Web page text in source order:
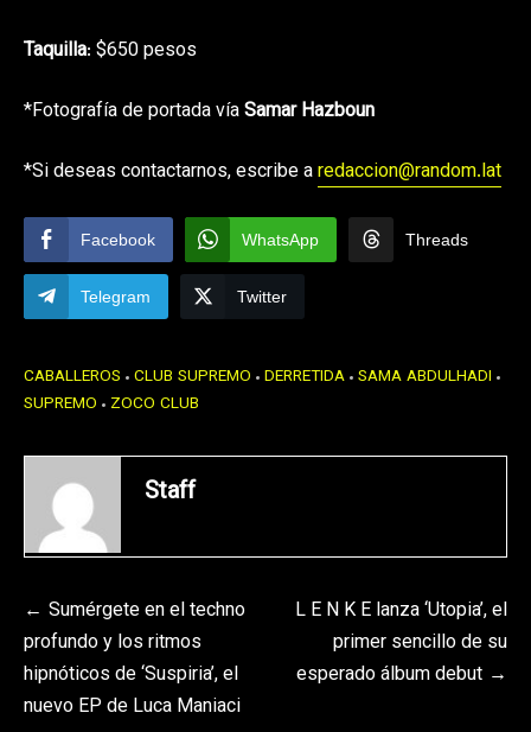
Taquilla: $650 pesos
*Fotografía de portada víaSamar Hazboun
*Si deseas contactarnos, escribe aredaccion@random.lat
Facebook WhatsApp Threads
Telegram Twitter
CABALLEROS CLUB SUPREMO DERRETIDA SAMA ABDULHADI
SUPREMO
ZOCO CLUB
Staff
Navegación
de
entradas
Sumérgete en el techno
profundo y los ritmos
hipnóticos de ‘Suspiria’, el
nuevo EP de Luca Maniaci
L E N K E lanza ‘Utopia’, el
primer sencillo de su
esperado álbum debut